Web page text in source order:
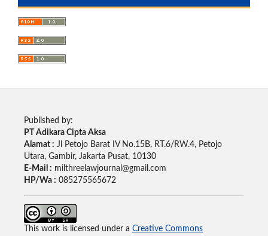
Published by:
PT Adikara Cipta Aksa
Alamat : Jl Petojo Barat IV No.15B, RT.6/RW.4, Petojo
Utara, Gambir, Jakarta Pusat, 10130
E-Mail : milthreelawjournal@gmail.com
HP/Wa : 085275565672
This work is licensed under a Creative Commons